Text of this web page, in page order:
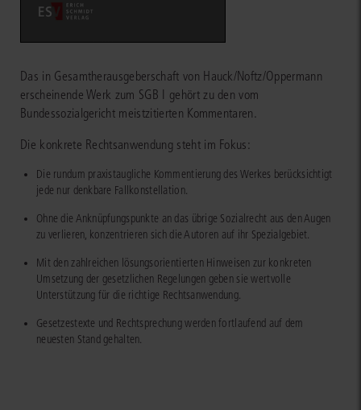
Das in Gesamtherausgeberschaft von Hauck/Noftz/Oppermann
erscheinende Werk zum SGB I gehört zu den vom
Bundessozialgericht meistzitierten Kommentaren.
Die konkrete Rechtsanwendung steht im Fokus:
Die rundum praxistaugliche Kommentierung des Werkes berücksichtigt
jede nur denkbare Fallkonstellation.
Ohne die Anknüpfungspunkte an das übrige Sozialrecht aus den Augen
zu verlieren, konzentrieren sich die Autoren auf ihr Spezialgebiet.
Mit den zahlreichen lösungsorientierten Hinweisen zur konkreten
Umsetzung der gesetzlichen Regelungen geben sie wertvolle
Unterstützung für die richtige Rechtsanwendung.
Gesetzestexte und Rechtsprechung werden fortlaufend auf dem
neuesten Stand gehalten.